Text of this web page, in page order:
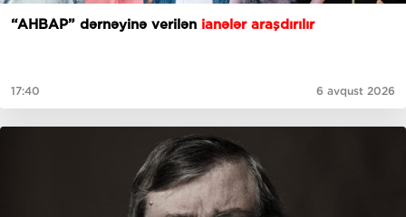
“AHBAP” dərnəyinə verilən ianələr araşdırılır
17:40 6 avqust 2026